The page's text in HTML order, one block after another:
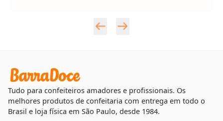
Tudo para confeiteiros amadores e profissionais. Os
melhores produtos de confeitaria com entrega em todo o
Brasil e loja física em São Paulo, desde 1984.